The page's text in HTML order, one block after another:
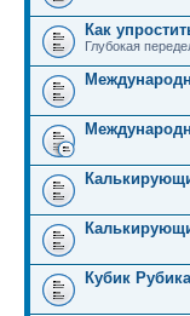
Как
Глубокая
Кубик